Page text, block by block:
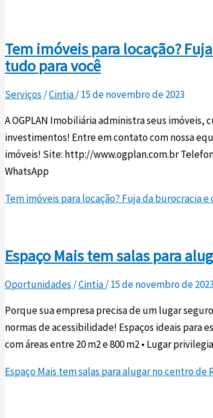
Tem imóveis para locação?
tudo para você
Serviços /Cintia/15 de novembro de 2023
A OGPLAN Imobiliária administra seus imóveis,
investimentos! Entre em contato com nossa
imóveis! Site: http://www.ogplan.com.br
WhatsApp
Tem imóveis para locação? Fuja da burocracia
Espaço Mais tem salas para
Oportunidades/Cintia/15 de novembro de 2023
Porque sua empresa precisa de um lugar
normas de acessibilidade! Espaços ideais para
com áreas entre 20 m2 e 800 m2 • Lugar
Espaço Mais tem salas para alugar no centro de